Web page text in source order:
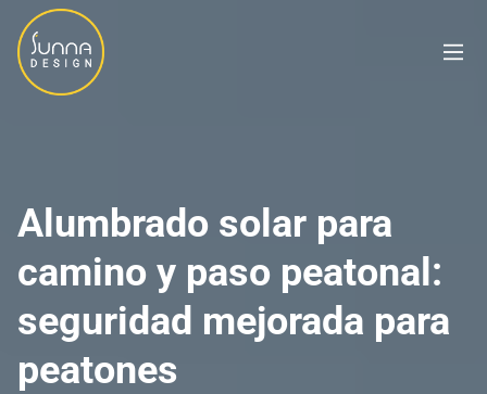
Alumbrado solar para
camino y paso peatonal:
seguridad mejorada para
peatones